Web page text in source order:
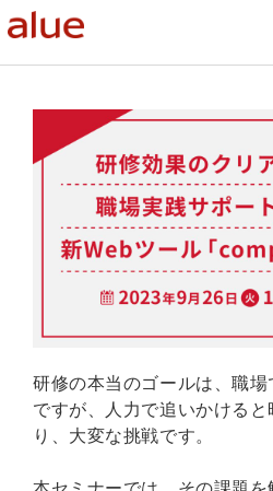
研修の本当のゴールは、職場
ですが、人力で追いかける
り、大変な挑戦です。